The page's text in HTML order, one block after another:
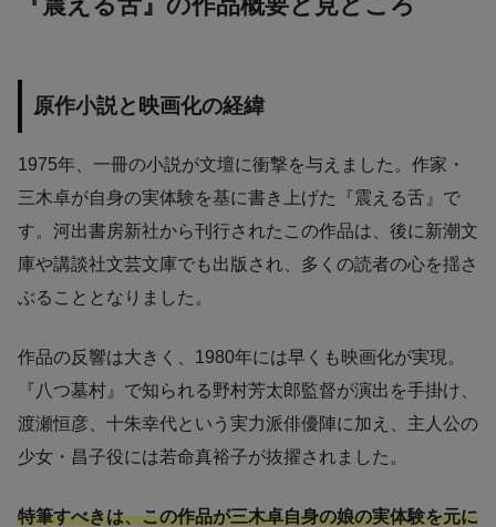
原作小説と映画化の経緯
1975年、一冊の小説が文壇に衝撃を与えました。作家・
三木卓が自身の実体験を基に書き上げた『震える舌』で
す。河出書房新社から刊行されたこの作品は、後に新潮文
庫や講談社文芸文庫でも出版され、多くの読者の心を揺さ
ぶることとなりました。
作品の反響は大きく、1980年には早くも映画化が実現。
『八つ墓村』で知られる野村芳太郎監督が演出を手掛け、
渡瀬恒彦、十朱幸代という実力派俳優陣に加え、主人公の
少女・昌子役には若命真裕子が抜擢されました。
特筆すべきは、この作品が三木卓自身の娘の実体験を元に